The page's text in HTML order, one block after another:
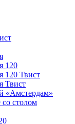
120
120 Твист
Твист
«Амстердам»
столом